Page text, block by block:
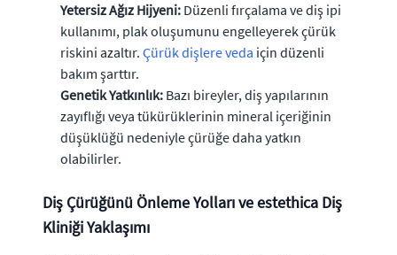
Yetersiz Ağız Hijyeni: Düzenli fırçalama ve diş ipi
kullanımı, plak oluşumunu engelleyerek çürük
riskini azaltır. Çürük dişlere veda için düzenli
bakım şarttır.
Genetik Yatkınlık: Bazı bireyler, diş yapılarının
zayıflığı veya tükürüklerinin mineral içeriğinin
düşüklüğü nedeniyle çürüğe daha yatkın
olabilirler.
Diş Çürüğünü Önleme Yolları ve estethica Diş
Kliniği Yaklaşımı